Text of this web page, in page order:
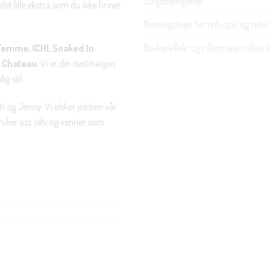
lille ekstra som du ikke finner
ICHI, Soaked In
. Vi er din destinasjon
stil.
og Jenny. Vi elsker jobben vår
oss selv og venner som
Retningslinjer for refusjon og retur
Brukervilkår og